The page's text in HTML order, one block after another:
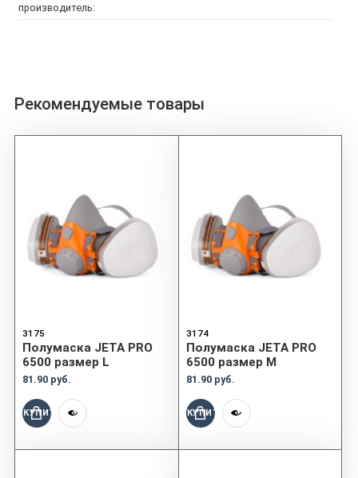
производитель:
Рекомендуемые товары
3175
Полумаска JETA PRO
6500 размер L
81.90 руб.
КУПИТЬ
3174
Полумаска JETA PRO
6500 размер М
81.90 руб.
КУПИТЬ